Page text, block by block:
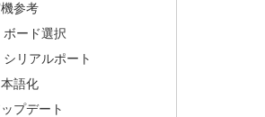
参考
ボード選択
シリアルポート
語化
プデート